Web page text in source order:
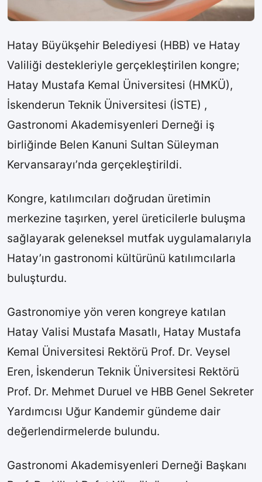
Hatay Büyükşehir Belediyesi (HBB) ve Hatay
Valiliği destekleriyle gerçekleştirilen kongre;
Hatay Mustafa Kemal Üniversitesi (HMKÜ),
İskenderun Teknik Üniversitesi (İSTE) ,
Gastronomi Akademisyenleri Derneği iş
birliğinde Belen Kanuni Sultan Süleyman
Kervansarayı’nda gerçekleştirildi.
Kongre, katılımcıları doğrudan üretimin
merkezine taşırken, yerel üreticilerle buluşma
sağlayarak geleneksel mutfak uygulamalarıyla
Hatay’ın gastronomi kültürünü katılımcılarla
buluşturdu.
Gastronomiye yön veren kongreye katılan
Hatay Valisi Mustafa Masatlı, Hatay Mustafa
Kemal Üniversitesi Rektörü Prof. Dr. Veysel
Eren, İskenderun Teknik Üniversitesi Rektörü
Prof. Dr. Mehmet Duruel ve HBB Genel Sekreter
Yardımcısı Uğur Kandemir gündeme dair
değerlendirmelerde bulundu.
Gastronomi Akademisyenleri Derneği Başkanı